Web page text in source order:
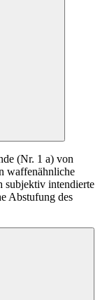
(Nr. 1 a) von
waffenähnliche
subjektiv intendierte
Abstufung des